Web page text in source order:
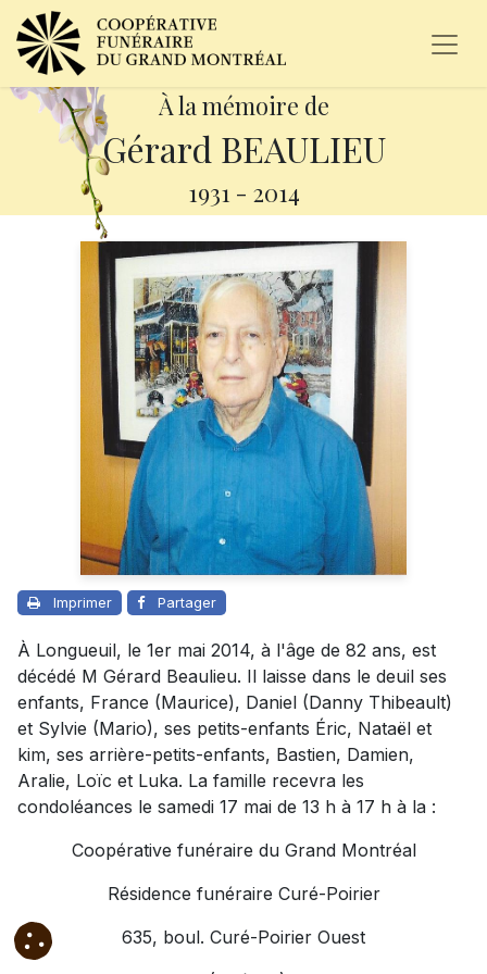
À la mémoire de
Gérard BEAULIEU
1931 - 2014
Imprimer Partager
À Longueuil, le 1er mai 2014, à l'âge de 82 ans, est
décédé M Gérard Beaulieu. Il laisse dans le deuil ses
enfants, France (Maurice), Daniel (Danny Thibeault)
et Sylvie (Mario), ses petits-enfants Éric, Nataël et
kim, ses arrière-petits-enfants, Bastien, Damien,
Aralie, Loïc et Luka. La famille recevra les
condoléances le samedi 17 mai de 13 h à 17 h à la :
Coopérative funéraire du Grand Montréal
Résidence funéraire Curé-Poirier
635, boul. Curé-Poirier Ouest